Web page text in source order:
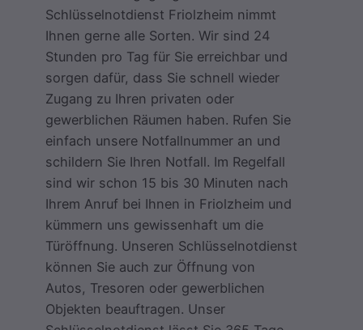
Schlüsselnotdienst Friolzheim nimmt
Ihnen gerne alle Sorten. Wir sind 24
Stunden pro Tag für Sie erreichbar und
sorgen dafür, dass Sie schnell wieder
Zugang zu Ihren privaten oder
gewerblichen Räumen haben. Rufen Sie
einfach unsere Notfallnummer an und
schildern Sie Ihren Notfall. Im Regelfall
sind wir schon 15 bis 30 Minuten nach
Ihrem Anruf bei Ihnen in Friolzheim und
kümmern uns gewissenhaft um die
Türöffnung. Unseren Schlüsselnotdienst
können Sie auch zur Öffnung von
Autos, Tresoren oder gewerblichen
Objekten beauftragen. Unser